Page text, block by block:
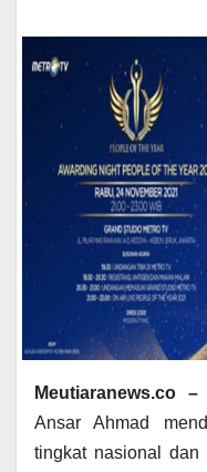
Meutiaranews.co –
Ansar Ahmad
tingkat nasional dan